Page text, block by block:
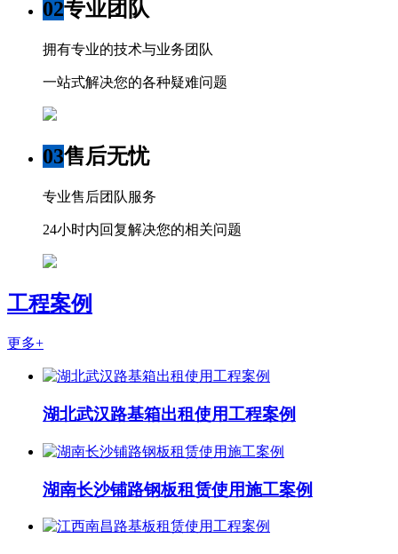
02专业团队
拥有专业的技术与业务团队
一站式解决您的各种疑难问题
03售后无忧
专业售后团队服务
24小时内回复解决您的相关问题
工程案例
更多+
湖北武汉路基箱出租使用工程案例
湖南长沙铺路钢板租赁使用施工案例